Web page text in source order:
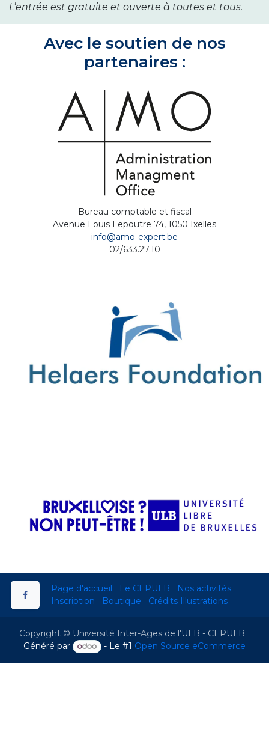
L’entrée est gratuite et ouverte à toutes et tous.
Avec le soutien de nos
partenaires :
Bureau comptable et fiscal
Avenue Louis Lepoutre 74, 1050 Ixelles
info@amo-expert.be
02/633.27.10
Page d'accueil Le CEPULB
Nos activités
Inscription​
Boutique Crédits Illustrations
Copyright © Université Inter-Ages de l'ULB - CEPULB
Généré par
- Le #1 Open Source eCommerce